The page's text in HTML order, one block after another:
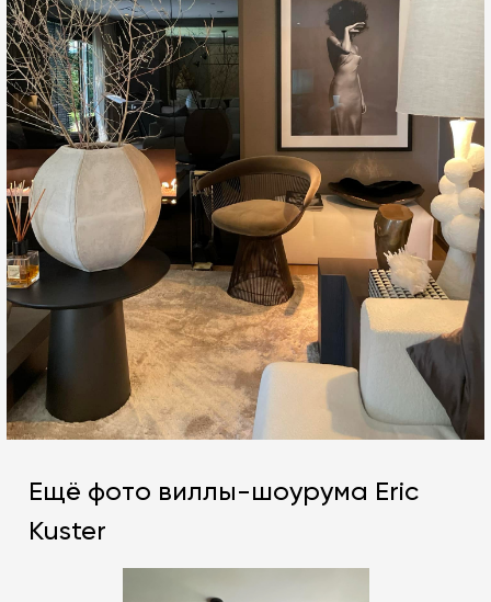
Ещё фото виллы-шоурума Eric
Kuster